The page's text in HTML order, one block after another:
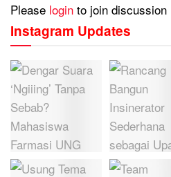
Please login to join discussion
Instagram Updates